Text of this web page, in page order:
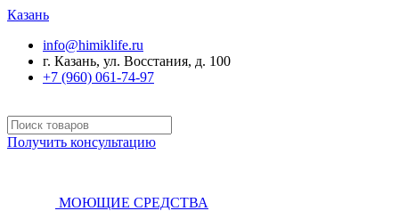
Казань
info@himiklife.ru
г. Казань, ул. Восстания, д. 100
+7 (960) 061-74-97
Получить консультацию
МОЮЩИЕ СРЕДСТВА